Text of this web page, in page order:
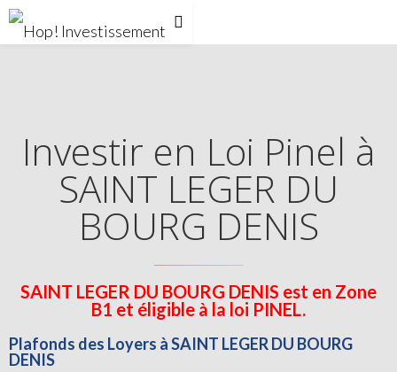
Investir en Loi Pinel à
SAINT LEGER DU
BOURG DENIS
SAINT LEGER DU BOURG DENIS est en Zone
B1 et éligible à la loi PINEL.
Plafonds des Loyers à SAINT LEGER DU BOURG
DENIS